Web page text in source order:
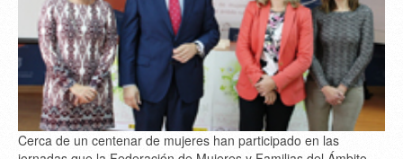
Cerca de un centenar de mujeres han participado en las